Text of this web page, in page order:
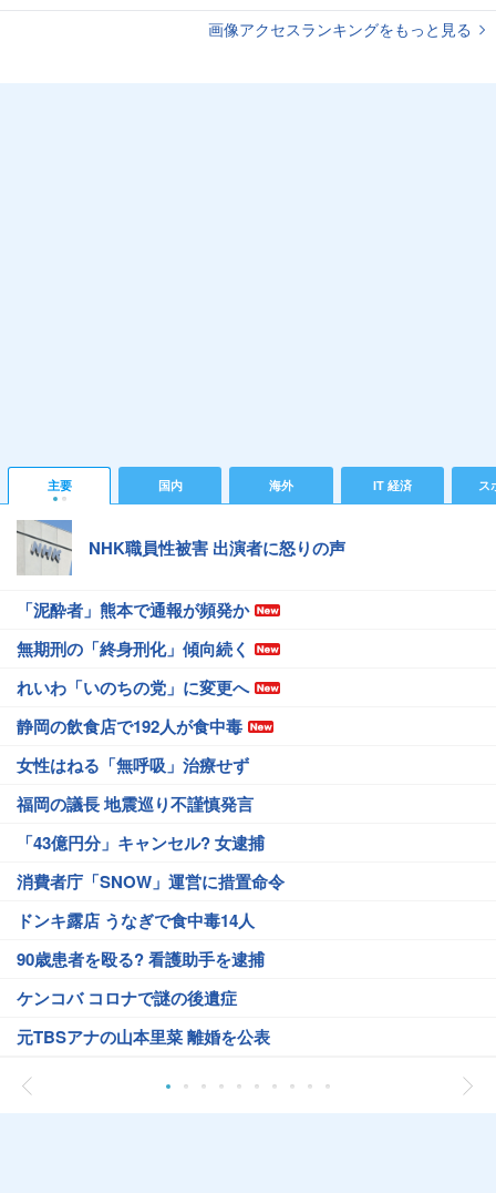
画像アクセスランキングをもっと見る
主要 国内 海外 IT 経済 ス
NHK職員性被害 出演者に怒りの声
「泥酔者」熊本で通報が頻発か
無期刑の「終身刑化」傾向続く
れいわ「いのちの党」に変更へ
静岡の飲食店で192人が食中毒
女性はねる「無呼吸」治療せず
福岡の議長 地震巡り不謹慎発言
「43億円分」キャンセル? 女逮捕
消費者庁「SNOW」運営に措置命令
ドンキ露店 うなぎで食中毒14人
90歳患者を殴る? 看護助手を逮捕
ケンコバ コロナで謎の後遺症
元TBSアナの山本里菜 離婚を公表